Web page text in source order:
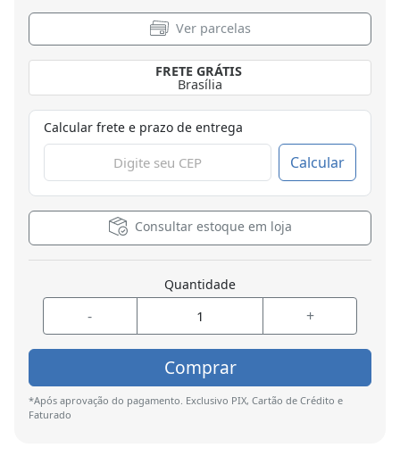
Ver parcelas
FRETE GRÁTIS
Brasília
Calcular frete e prazo de entrega
Calcular
Consultar estoque em loja
Quantidade
- +
Comprar
*Após aprovação do pagamento. Exclusivo PIX, Cartão de Crédito e
Faturado